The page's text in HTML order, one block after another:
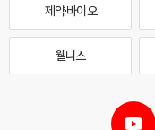
제약·바이오
웰니스